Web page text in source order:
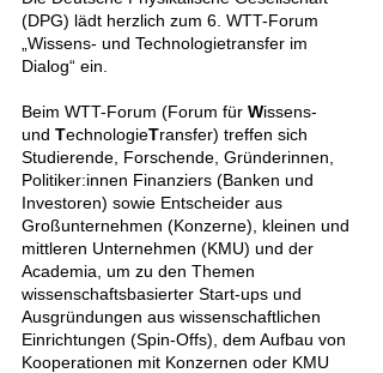
(DPG) lädt herzlich zum 6. WTT-Forum
„Wissens- und Technologietransfer im
Dialog“ ein.
Beim WTT-Forum (Forum für Wissens-
und TechnologieTransfer) treffen sich
Studierende, Forschende, Gründerinnen,
Politiker:innen Finanziers (Banken und
Investoren) sowie Entscheider aus
Großunternehmen (Konzerne), kleinen und
mittleren Unternehmen (KMU) und der
Academia, um zu den Themen
wissenschaftsbasierter Start-ups und
Ausgründungen aus wissenschaftlichen
Einrichtungen (Spin-Offs), dem Aufbau von
Kooperationen mit Konzernen oder KMU